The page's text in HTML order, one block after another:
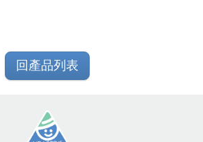
回產品列表